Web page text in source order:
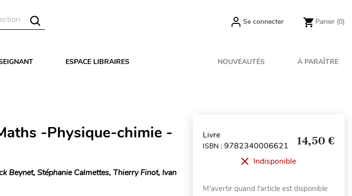
Se connecter Panier (0)
ESPACE LIBRAIRES NOUVEAUTÉS À PARAÎTRE
-Physique-chimie -
Beynet, Stéphanie Calmettes, Thierry Finot, Ivan
Livre
ISBN : 9782340006621 14,50 €
Indisponible
M'avertir quand l'article est disponible